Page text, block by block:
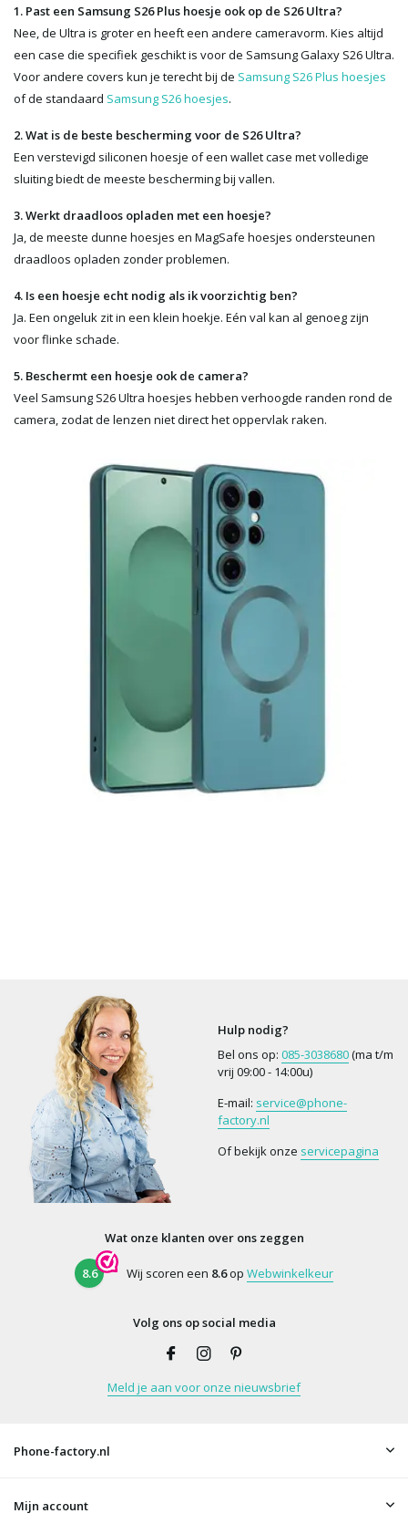
1. Past een Samsung S26 Plus hoesje ook op de S26 Ultra?
Nee, de Ultra is groter en heeft een andere cameravorm. Kies altijd
een case die specifiek geschikt is voor de Samsung Galaxy S26 Ultra.
Voor andere covers kun je terecht bij de Samsung S26 Plus hoesjes
of de standaard Samsung S26 hoesjes.
2. Wat is de beste bescherming voor de S26 Ultra?
Een verstevigd siliconen hoesje of een wallet case met volledige
sluiting biedt de meeste bescherming bij vallen.
3. Werkt draadloos opladen met een hoesje?
Ja, de meeste dunne hoesjes en MagSafe hoesjes ondersteunen
draadloos opladen zonder problemen.
4. Is een hoesje echt nodig als ik voorzichtig ben?
Ja. Een ongeluk zit in een klein hoekje. Eén val kan al genoeg zijn
voor flinke schade.
5. Beschermt een hoesje ook de camera?
Veel Samsung S26 Ultra hoesjes hebben verhoogde randen rond de
camera, zodat de lenzen niet direct het oppervlak raken.
Hulp nodig?
Bel ons op: 085-3038680(ma t/m
vrij 09:00 - 14:00u)
E-mail: service@phone-
factory.nl
Of bekijk onze servicepagina
Wat onze klanten over ons zeggen
8.6 Wij scoren een 8.6op Webwinkelkeur
Volg ons op social media
Meld je aan voor onze nieuwsbrief
Phone-factory.nl
Mijn account